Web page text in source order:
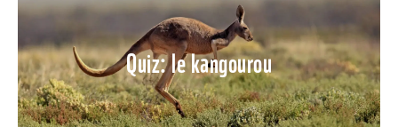
Quiz: le kangourou